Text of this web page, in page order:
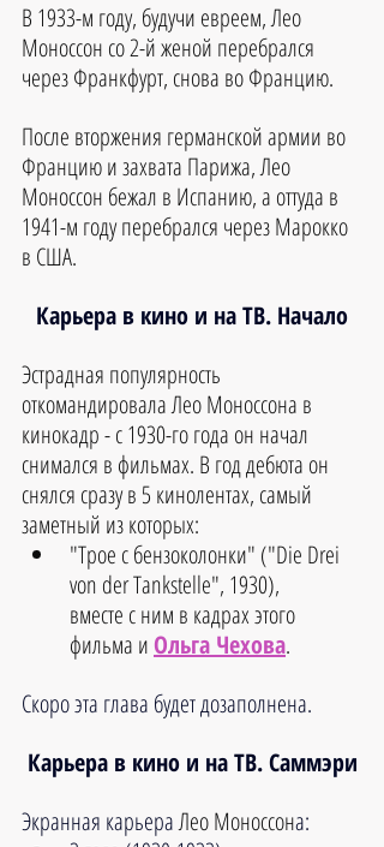
В 1933-м году, будучи евреем, Лео
Моноссон со 2-й женой перебрался
через Франкфурт, снова во Францию.
После вторжения германской армии во
Францию и захвата Парижа, Лео
Моноссон бежал в Испанию, а оттуда в
1941-м году перебрался через Марокко
в США.
Карьера в кино и на ТВ. Начало
Эстрадная популярность
откомандировала Лео Моноссона в
кинокадр - с 1930-го года он начал
снимался в фильмах. В год дебюта он
снялся сразу в 5 кинолентах, самый
заметный из которых:
"Трое с бензоколонки" ("Die Drei
von der Tankstelle", 1930),
вместе с ним в кадрах этого
фильма и Ольга Чехова.
Скоро эта глава будет дозаполнена.
Карьера в кино и на ТВ. Саммэри
Экранная карьера Лео Моноссона: